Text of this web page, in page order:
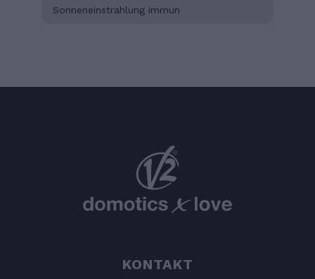
Sonneneinstrahlung immun
KONTAKT